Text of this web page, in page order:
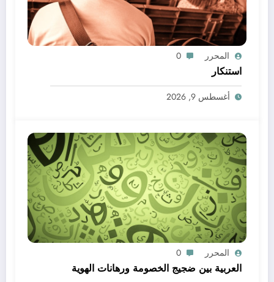
المحرر 0
استنكار
أغسطس 9, 2026
المحرر 0
العربية بين ضجيج الخصومة ورهانات الهوية